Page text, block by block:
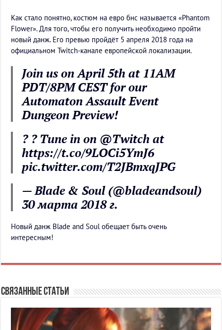
Как стало понятно, костюм на евро бнс называется «Phantom
Flower». Для того, чтобы его получить необходимо пройти
новый данж. Его превью пройдёт 5 апреля 2018 года на
официальном Twitch-канале европейской локализации.
Join us on April 5th at 11AM
PDT/8PM CEST for our
Automaton Assault Event
Dungeon Preview!
? ? Tune in on @Twitch at
https://t.co/9LOCi5YmJ6
pic.twitter.com/T2JBmxqJPG
— Blade & Soul (@bladeandsoul)
30 марта 2018 г.
Новый данж Blade and Soul обещает быть очень
интересным!
Связанные статьи